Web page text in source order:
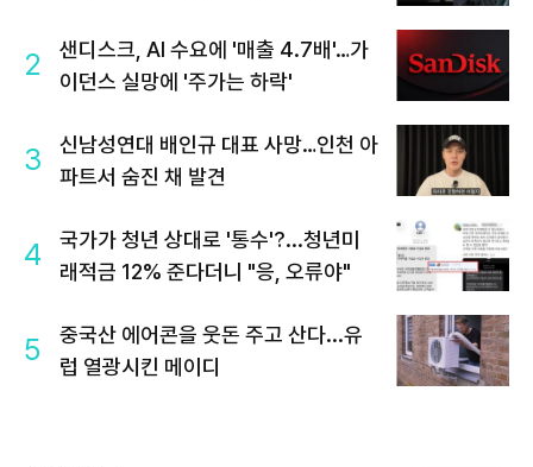
2
샌디스크, AI 수요에 '매출 4.7배'…가
이던스 실망에 '주가는 하락'
3
신남성연대 배인규 대표 사망…인천 아
파트서 숨진 채 발견
4
국가가 청년 상대로 '통수'?...청년미
래적금 12% 준다더니 "응, 오류야"
5
중국산 에어콘을 웃돈 주고 산다...유
럽 열광시킨 메이디